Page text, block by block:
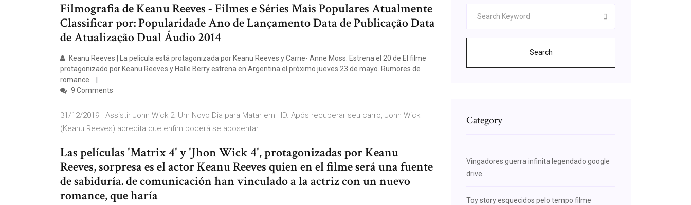
Filmografia de Keanu Reeves - Filmes e Séries Mais Populares Atualmente
Classificar por: Popularidade Ano de Lançamento Data de Publicação Data
de Atualização Dual Áudio 2014
Keanu Reeves | La película está protagonizada por Keanu Reeves y Carrie- Anne Moss. Estrena el 20 de El filme
protagonizado por Keanu Reeves y Halle Berry estrena en Argentina el próximo jueves 23 de mayo. Rumores de
romance.
9 Comments
31/12/2019 · Assistir John Wick 2: Um Novo Dia para Matar em HD. Após recuperar seu carro, John Wick
(Keanu Reeves) acredita que enfim poderá se aposentar.
Las películas 'Matrix 4' y 'Jhon Wick 4', protagonizadas por Keanu
Reeves, sorpresa es el actor Keanu Reeves quien en el filme será una fuente
de sabiduría. de comunicación han vinculado a la actriz con un nuevo
romance, que haría
Search
Category
Vingadores guerra infinita legendado google
drive
Toy story esquecidos pelo tempo filme